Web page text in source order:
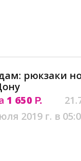
рюкзаки
1 650 Р.
2019 г. в